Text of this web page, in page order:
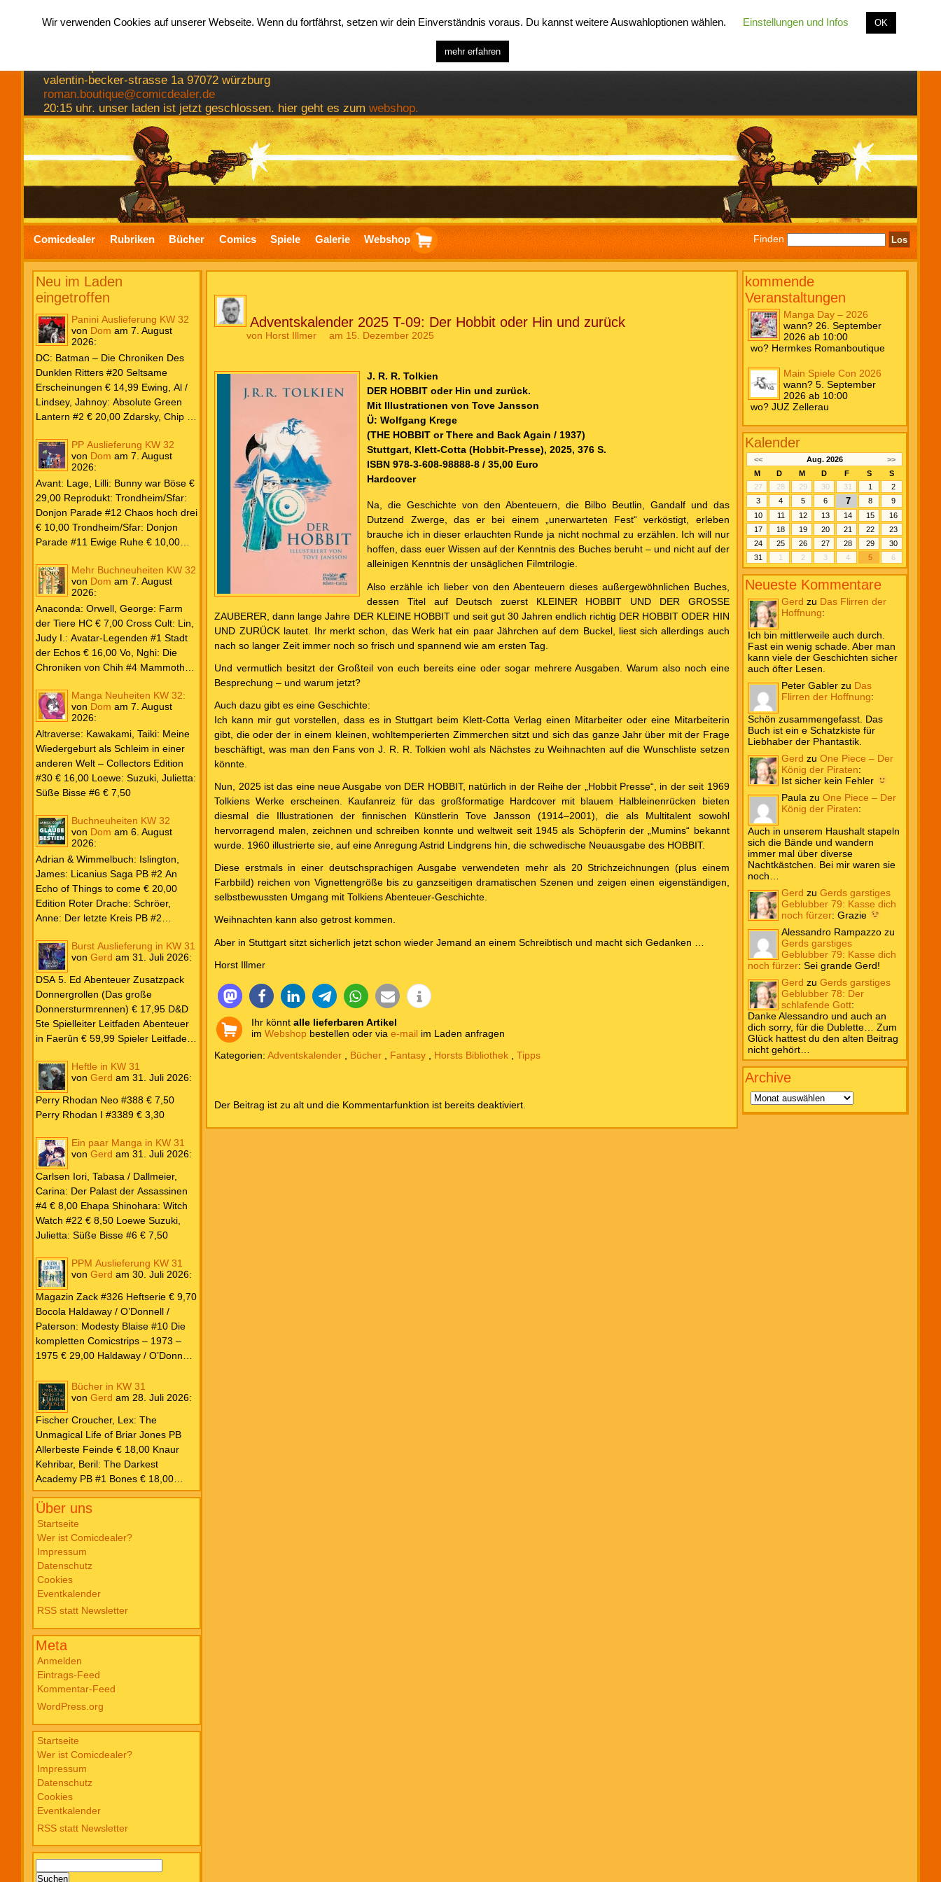
valentin-becker-strasse 1a 97072 würzburg
roman.boutique@comicdealer.de
20:15 uhr. unser laden ist jetzt geschlossen. hier geht es zum webshop.
Comicdealer Rubriken Bücher Comics Spiele Galerie Webshop Finden
Neu im Laden
eingetroffen
Panini Auslieferung KW 32
von Dom am 7. August
2026:
DC: Batman – Die Chroniken Des
Dunklen Ritters #20 Seltsame
Erscheinungen € 14,99 Ewing, Al /
Lindsey, Jahnoy: Absolute Green
Lantern #2 € 20,00 Zdarsky, Chip /
Paperback #4 € 35,00 Watters, Dan;
Soy, Dexter: Nightwing 2024 #7 €
Rafa: Absolute Superman #5 € 9,99
Marvel: Marvel Origins Collection
HC #74 Daredevil 7 € 14,99 Ewing,
Al / Gomez, Carlos: Venom (2025)
#3 € 20,00 Andrews, Kaare /
Guggenheim, Marc: Spider-Man &
Wolverine #3 € 9,99 North, Ryan /
Carratu, Vincenzo: Hulk macht alles
kaputt! € 16,00 Ewing, Al / Walker,
Kevin / Various: Marvel – Schwarz
Weiß & Blut #8 … und Gedärme €
26,00 Buscema, Sal / Dematteis, J.
M.: Spektakuläre Spider-Man – Die
#31 € 5,99 Spider-Man 2025 #9
Angriff der Aliens € 7,99
PP Auslieferung KW 32
von Dom am 7. August
2026:
Avant: Lage, Lilli: Bunny war Böse €
29,00 Reprodukt: Trondheim/Sfar:
Donjon Parade #12 Chaos hoch drei
€ 10,00 Trondheim/Sfar: Donjon
Parade #11 Ewige Ruhe € 10,00
Neuedition € 35,00 Zauberstern
Comics: Ben’s Bande #4 Aug 2026
Mehr Buchneuheiten KW 32
von Dom am 7. August
2026:
Anaconda: Orwell, George: Farm
der Tiere HC € 7,00 Cross Cult: Lin,
Judy I.: Avatar-Legenden #1 Stadt
der Echos € 16,00 Vo, Nghi: Die
Chroniken von Chih #4 Mammoths
Drache: Schröer, Anne: Der letzte
Kreis PB #2 Erwachen € 18,00
Dragonblood Academy HC #2 …to
kill a Monster € 25,00 Heyne: Bähr,
Emily: Tainted Vows – Gods of New
Olympia PB € 17,00 Kim, Sophie:
Fate’s Thread-Reihe PB #2 Der Gott
und der Geist € 17,00 Vonnegut,
Kurt: Katzenwiege PB € 17,00
Corey, James: The Captive’s War
HC #2 Der Glaube der Bestien €
24,00 Piper: Yang, Neon: Die letzte
Tochter der Drachen PB € 18,00
Manga Neuheiten KW 32:
von Dom am 7. August
2026:
Altraverse: Kawakami, Taiki: Meine
Wiedergeburt als Schleim in einer
anderen Welt – Collectors Edition
#30 € 16,00 Loewe: Suzuki, Julietta:
Süße Bisse #6 € 7,50
Buchneuheiten KW 32
von Dom am 6. August
2026:
Adrian & Wimmelbuch: Islington,
James: Licanius Saga PB #2 An
Echo of Things to come € 20,00
Edition Roter Drache: Schröer,
Anne: Der letzte Kreis PB #2
Frank: Der Pandora-Zyklus PB #1
Die Reise nach Pandora € 16,00
Corey, James: The Captive’s War
HC #2 Der Glaube der Bestien €
24,00 Loewe: Suzuki, Julietta: Süße
Bisse #6 € 7,50
Burst Auslieferung in KW 31
von Gerd am 31. Juli 2026:
DSA 5. Ed Abenteuer Zusatzpack
Donnergrollen (Das große
Donnersturmrennen) € 17,95 D&D
5te Spielleiter Leitfaden Abenteuer
in Faerûn € 59,99 Spieler Leitfaden
Heftle in KW 31
von Gerd am 31. Juli 2026:
Perry Rhodan Neo #388 € 7,50
Perry Rhodan I #3389 € 3,30
Ein paar Manga in KW 31
von Gerd am 31. Juli 2026:
Carlsen Iori, Tabasa / Dallmeier,
Carina: Der Palast der Assassinen
#4 € 8,00 Ehapa Shinohara: Witch
Watch #22 € 8,50 Loewe Suzuki,
Julietta: Süße Bisse #6 € 7,50
PPM Auslieferung KW 31
von Gerd am 30. Juli 2026:
Magazin Zack #326 Heftserie € 9,70
Bocola Haldaway / O’Donnell /
Paterson: Modesty Blaise #10 Die
kompletten Comicstrips – 1973 –
1975 € 29,00 Haldaway / O’Donnell
kompletten Comicstrips – 1972 –
1973 € 29,00 Knesebeck Hendrix,
John: Die Weltenerschaffer Die
fantastische Freundschaft von C.S.
Lewis & J.R.R. Tolkien € 30,00
Weissblech Luba Wolfsschwanz #22
€ 4,90 Horror Schocker #81 € 4,90
Bücher in KW 31
von Gerd am 28. Juli 2026:
Fischer Croucher, Lex: The
Unmagical Life of Briar Jones PB
Allerbeste Feinde € 18,00 Knaur
Kehribar, Beril: The Darkest
Academy PB #1 Bones € 18,00
Lübbe Odette, Tessonja: Fair Isle
Trilogie PB #3 To Spark a Fae War €
18,00 Bramble Hardcover Priest: Lie
Huo Jiao Chou HC #1 Drowning
Sorrows in Raging Fire € 25,00
Carlsen Davon, Isla: Blackened
Blade PB #3 Of Blackened Blood €
18,00
Über uns
Startseite
Wer ist Comicdealer?
Impressum
Datenschutz
Cookies
Eventkalender
RSS statt Newsletter
Meta
Anmelden
Eintrags-Feed
Kommentar-Feed
WordPress.org
Startseite
Wer ist Comicdealer?
Impressum
Datenschutz
Cookies
Eventkalender
RSS statt Newsletter
nach:
Adventskalender 2025 T-09: Der Hobbit oder Hin und zurück
von Horst Illmer am 15. Dezember 2025
J. R. R. Tolkien
DER HOBBIT oder Hin und zurück.
Mit Illustrationen von Tove Jansson
Ü: Wolfgang Krege
(THE HOBBIT or There and Back Again / 1937)
Stuttgart, Klett-Cotta (Hobbit-Presse), 2025, 376 S.
ISBN 978-3-608-98888-8 / 35,00 Euro
Hardcover
Na, die Geschichte von den Abenteuern, die Bilbo Beutlin, Gandalf und das
Dutzend Zwerge, das er bei einem „unerwarteten Fest“ verköstigt, erleben
brauche ich in dieser erlauchten Runde ja nicht nochmal zu erzählen. Ich will nur
hoffen, dass euer Wissen auf der Kenntnis des Buches beruht – und nicht auf der
alleinigen Kenntnis der unsäglichen Filmtrilogie.
Also erzähle ich lieber von den Abenteuern dieses außergewöhnlichen Buches,
dessen Titel auf Deutsch zuerst KLEINER HOBBIT UND DER GROSSE
ZAUBERER, dann lange Jahre DER KLEINE HOBBIT und seit gut 30 Jahren endlich richtig DER HOBBIT ODER HIN
UND ZURÜCK lautet. Ihr merkt schon, das Werk hat ein paar Jährchen auf dem Buckel, liest sich allerdings auch
nach so langer Zeit immer noch so frisch und spannend wie am ersten Tag.
Und vermutlich besitzt der Großteil von euch bereits eine oder sogar mehrere Ausgaben. Warum also noch eine
Besprechung – und warum jetzt?
Auch dazu gibt es eine Geschichte:
Ich kann mir gut vorstellen, dass es in Stuttgart beim Klett-Cotta Verlag einen Mitarbeiter oder eine Mitarbeiterin
gibt, die oder der in einem kleinen, wohltemperierten Zimmerchen sitzt und sich das ganze Jahr über mit der Frage
beschäftigt, was man den Fans von J. R. R. Tolkien wohl als Nächstes zu Weihnachten auf die Wunschliste setzen
könnte.
Nun, 2025 ist das eine neue Ausgabe von DER HOBBIT, natürlich in der Reihe der „Hobbit Presse“, in der seit 1969
Tolkiens Werke erscheinen. Kaufanreiz für das großformatige Hardcover mit blauem Halbleinenrücken bieten
diesmal die Illustrationen der finnischen Künstlerin Tove Jansson (1914–2001), die als Multitalent sowohl
hervorragend malen, zeichnen und schreiben konnte und weltweit seit 1945 als Schöpferin der „Mumins“ bekannt
wurde. 1960 illustrierte sie, auf eine Anregung Astrid Lindgrens hin, die schwedische Neuausgabe des HOBBIT.
Diese erstmals in einer deutschsprachigen Ausgabe verwendeten mehr als 20 Strichzeichnungen (plus einem
Farbbild) reichen von Vignettengröße bis zu ganzseitigen dramatischen Szenen und zeigen einen eigenständigen,
selbstbewussten Umgang mit Tolkiens Abenteuer-Geschichte.
Weihnachten kann also getrost kommen.
Aber in Stuttgart sitzt sicherlich jetzt schon wieder Jemand an einem Schreibtisch und macht sich Gedanken …
Horst Illmer
Ihr könntalle lieferbaren Artikel
imWebshop bestellen oder viae-mail im Laden anfragen
Kategorien:Adventskalender Bücher Fantasy Horsts Bibliothek ,Tipps
Der Beitrag ist zu alt und die Kommentarfunktion ist bereits deaktiviert.
kommende
Veranstaltungen
Manga Day – 2026
wann? 26. September
2026 ab 10:00
wo? Hermkes Romanboutique
Main Spiele Con 2026
wann? 5. September
2026 ab 10:00
wo? JUZ Zellerau
Kalender
<< Aug. 2026
>>
M
D M D F S
S
27
28 29 30 31 1
2
3
4 5 6 7 8
9
10
11 12 13 14 15
16
17
18 19 20 21 22
23
24
25 26 27 28 29
30
31
1 2 3 4 5 6
Neueste Kommentare
Gerd zu Das Flirren der
Hoffnung:
Ich bin mittlerweile auch durch.
Fast ein wenig schade. Aber man
kann viele der Geschichten sicher
auch öfter Lesen.
Peter Gabler zu Das
Flirren der Hoffnung:
Schön zusammengefasst. Das
Buch ist ein e Schatzkiste für
Liebhaber der Phantastik.
Gerd zuOne Piece – Der
König der Piraten:
Ist sicher kein Fehler
Paula zuOne Piece – Der
König der Piraten:
Auch in unserem Haushalt stapeln
sich die Bände und wandern
immer mal über diverse
Nachtkästchen. Bei mir waren sie
noch…
Gerd zuGerds garstiges
Geblubber 79: Kasse dich
noch fürzer:Grazie
Alessandro Rampazzo zu
Gerds garstiges
Geblubber 79: Kasse dich
noch fürzer:Sei grande Gerd!
Gerd zuGerds garstiges
Geblubber 78: Der
schlafende Gott:
Danke Alessandro und auch an
dich sorry, für die Dublette… Zum
Glück hattest du den alten Beitrag
nicht gehört…
Archive
Wir verwenden Cookies auf unserer Webseite. Wenn du fortfährst, setzen wir dein Einverständnis voraus. Du kannst weitere Auswahloptionen wählen. Einstellungen und Infos OK
mehr erfahren